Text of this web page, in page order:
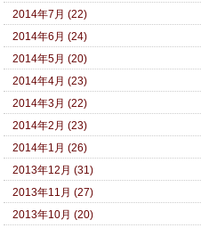
2014年7月 (22)
2014年6月 (24)
2014年5月 (20)
2014年4月 (23)
2014年3月 (22)
2014年2月 (23)
2014年1月 (26)
2013年12月 (31)
2013年11月 (27)
2013年10月 (20)